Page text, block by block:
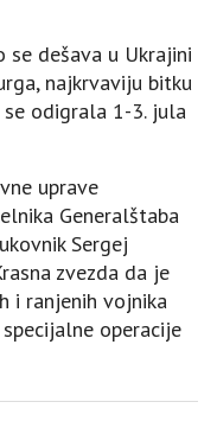
se dešava u Ukrajini
najkrvaviju bitku
odigrala 1-3. jula
uprave
Generalštaba
Sergej
zvezda da je
i ranjenih vojnika
operacije